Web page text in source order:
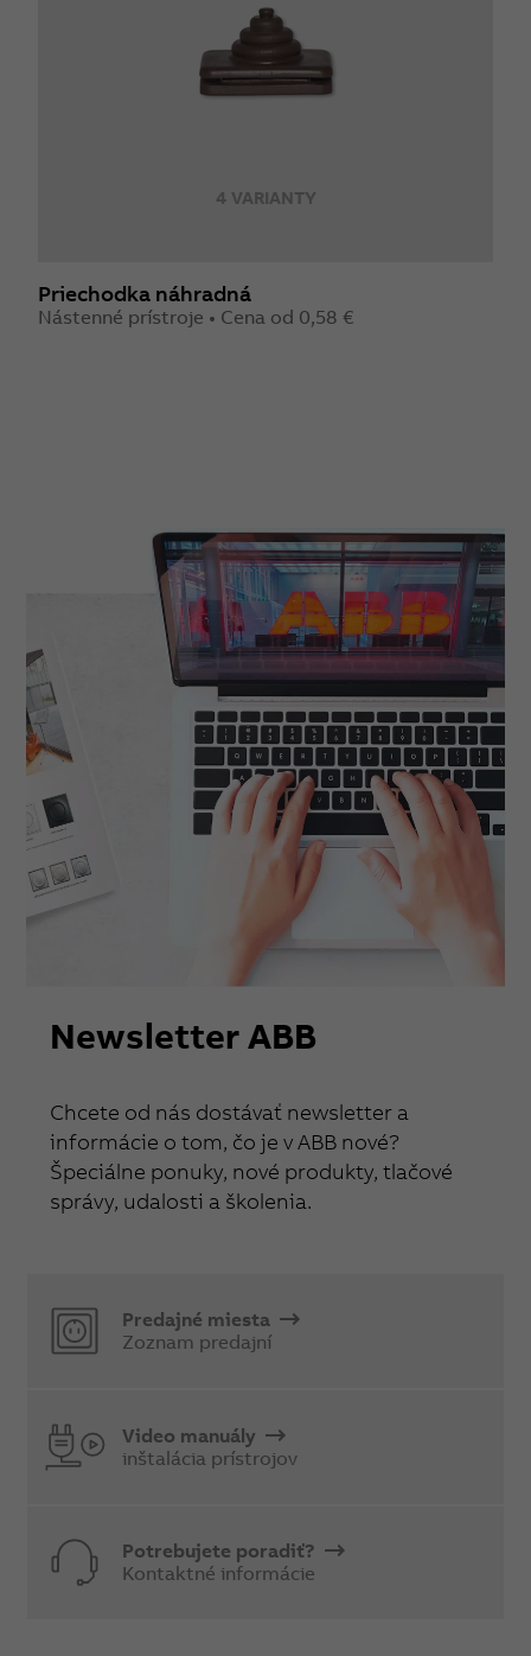
4 VARIANTY
Priechodka náhradná
Nástenné prístroje • Cena od 0,58 €
Newsletter ABB
Chcete od nás dostávať newsletter a
informácie o tom, čo je v ABB nové?
Špeciálne ponuky, nové produkty, tlačové
správy, udalosti a školenia.
Predajné miesta
Zoznam predajní
Video manuály
inštalácia prístrojov
Potrebujete poradiť?
Kontaktné informácie